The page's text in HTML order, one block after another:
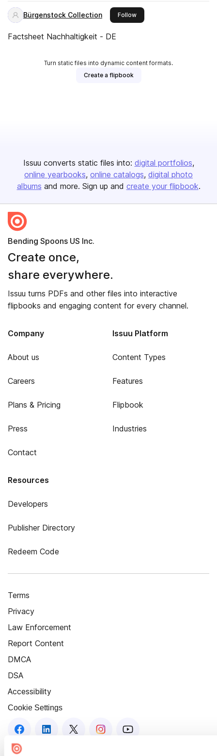
Bürgenstock Collection Followthis publisher
Factsheet Nachhaltigkeit - DE
Turn static files into dynamic content formats.
Create a flipbook
Issuu converts static files into: digital portfolios
online yearbooks online catalogs digital photo
albums and more. Sign up and create your flipbook.
Bending Spoons US Inc.
Create once,
share everywhere.
Issuu turns PDFs and other files into interactive
flipbooks and engaging content for every channel.
Company
About us
Careers
Plans & Pricing
Press
Contact
Issuu Platform
Content Types
Features
Flipbook
Industries
Resources
Developers
Publisher Directory
Redeem Code
Terms
Privacy
Law Enforcement
Report Content
DMCA
DSA
Accessibility
Cookie Settings